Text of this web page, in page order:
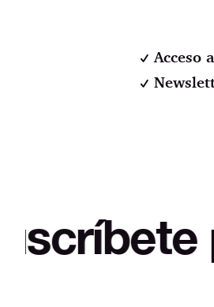
Acceso
para